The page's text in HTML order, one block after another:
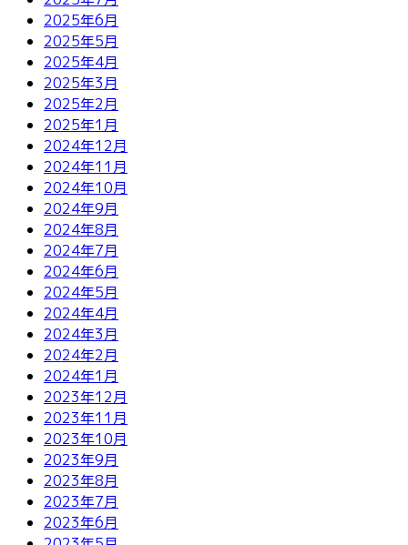
2025年6月
2025年5月
2025年4月
2025年3月
2025年2月
2025年1月
2024年12月
2024年11月
2024年10月
2024年9月
2024年8月
2024年7月
2024年6月
2024年5月
2024年4月
2024年3月
2024年2月
2024年1月
2023年12月
2023年11月
2023年10月
2023年9月
2023年8月
2023年7月
2023年6月